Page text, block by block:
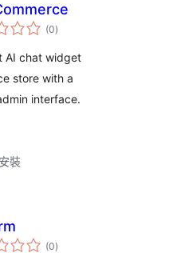
(0總
評)
AI chat widget
store with a
interface.
裝
(0總
評)